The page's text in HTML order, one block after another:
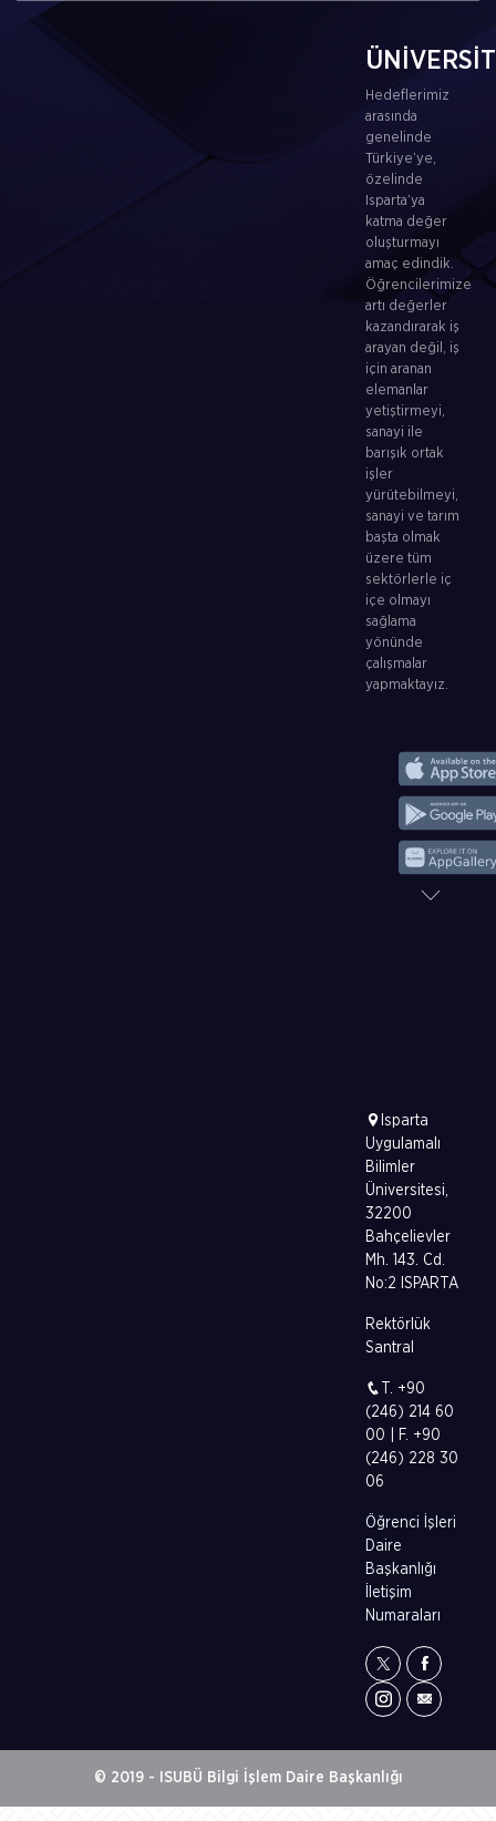
Hedeflerimiz
arasında
genelinde
Türkiye’ye,
özelinde
Isparta’ya
katma değer
oluşturmayı
amaç edindik.
Öğrencilerimize
artı değerler
kazandırarak iş
arayan değil, iş
için aranan
elemanlar
yetiştirmeyi,
sanayi ile
barışık ortak
işler
yürütebilmeyi,
sanayi ve tarım
başta olmak
üzere tüm
sektörlerle iç
içe olmayı
sağlama
yönünde
çalışmalar
yapmaktayız.
Isparta
Uygulamalı
Bilimler
Üniversitesi,
32200
Bahçelievler
Mh. 143. Cd.
No:2 ISPARTA
Rektörlük
Santral
T. +90
(246) 214 60
00 | F. +90
(246) 228 30
06
Öğrenci İşleri
Daire
Başkanlığı
İletişim
Numaraları
© 2019 - ISUBÜ Bilgi İşlem Daire Başkanlığı